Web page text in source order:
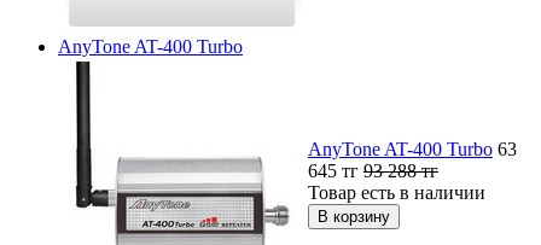
AnyTone AT-400 Turbo
AnyTone AT-400 Turbo 63
645 тг 93 288тг
Товар есть в наличии